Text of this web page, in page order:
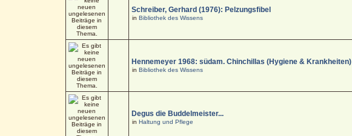
Schreiber, Gerhard (1976): Pelzungsfibel
in Bibliothek des Wissens
Hennemeyer 1968: südam. Chinchillas (Hygiene & Krankheiten)
in Bibliothek des Wissens
Degus die Buddelmeister...
in Haltung und Pflege